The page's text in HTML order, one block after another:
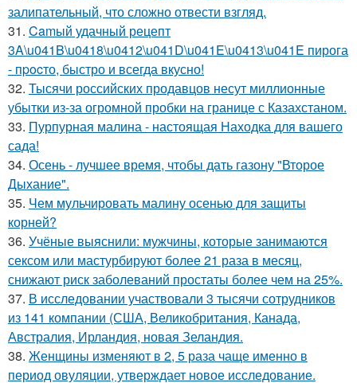
залипательный, что сложно отвести взгляд.
31. Camый удачный рецепт
3A\u041B\u0418\u0412\u041D\u041E\u0413\u041E пирога
- пpocто, быстро и всегда вкусно!
32. Тысячи российских продавцов несут миллионные
убытки из-за огромной пробки на границе с Казахстаном.
33. Пурпурная малина - настоящая Находка для вашего
сада!
34. Осень - лучшее время, чтобы дать газону "Второе
Дыхание".
35. Чем мульчировать малину осенью для защиты
корней?
36. Учёные выяснили: мужчины, которые занимаются
сексом или мастурбируют более 21 раза в месяц,
снижают риск заболеваний простаты более чем на 25%.
37. В исследовании участвовали 3 тысячи сотрудников
из 141 компании (США, Великобритания, Канада,
Австралия, Ирландия, новая Зеландия.
38. Женщины изменяют в 2, 5 раза чаще именно в
период овуляции, утверждает новое исследование.